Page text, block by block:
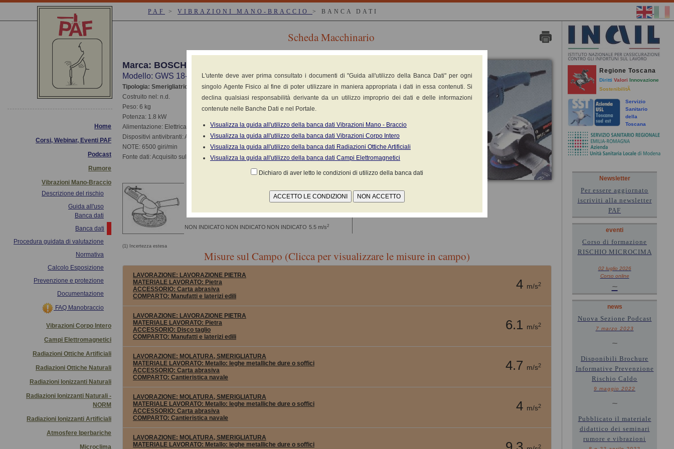
PAF > VIBRAZIONI MANO-BRACCIO > BANCA DATI
Home
Corsi, Webinar, Eventi PAF
Podcast
Rumore
Vibrazioni Mano-Braccio
Descrizione del rischio
Guida all'uso
Banca dati
Banca dati
Procedura guidata di valutazione
Normativa
Calcolo Esposizione
Prevenzione e protezione
Documentazione
FAQ Manobraccio
Vibrazioni Corpo Intero
Campi Elettromagnetici
Radiazioni Ottiche Artificiali
Radiazioni Ottiche Naturali
Radiazioni Ionizzanti Naturali
Radiazioni Ionizzanti Naturali -
NORM
Radiazioni Ionizzanti Artificiali
Atmosfere Iperbariche
Microclima
Scheda Macchinario
Marca: BOSCH
Modello: GWS 18-230
Tipologia: Smerigliatrici (diritte-assiali, verticali, angolari)
Costruito nel: n.d.
Peso: 6 kg
Potenza: 1.8 kW
Alimentazione: Elettrica 220V-380V
Dispositivi antivibranti: Assenti
NOTE: 6500 giri/min
Fonte dati: Acquisito sul campo da misuratore
Valori dichiarati ai sensi della normaEN 50144-2-3
( x 2,0 Taglio - x 1,5 Smerigliatura - x 1,0 Lucidatura )
CONDIZIONE MATERIALE ACCESSORIO VALOREK(1) Note
NON INDICATO NON INDICATO NON INDICATO 5.5 m/s2
(1) Incertezza estesa
Misure sul Campo (Clicca per visualizzare le misure in campo)
4 m/s2
LAVORAZIONE: LAVORAZIONE PIETRA
MATERIALE LAVORATO: Pietra
ACCESSORIO: Carta abrasiva
COMPARTO: Manufatti e laterizi edili
6.1 m/s2
LAVORAZIONE: LAVORAZIONE PIETRA
MATERIALE LAVORATO: Pietra
ACCESSORIO: Disco taglio
COMPARTO: Manufatti e laterizi edili
4.7 m/s2
LAVORAZIONE: MOLATURA, SMERIGLIATURA
MATERIALE LAVORATO: Metallo: leghe metalliche dure o soffici
ACCESSORIO: Carta abrasiva
COMPARTO: Cantieristica navale
4 m/s2
LAVORAZIONE: MOLATURA, SMERIGLIATURA
MATERIALE LAVORATO: Metallo: leghe metalliche dure o soffici
ACCESSORIO: Carta abrasiva
COMPARTO: Cantieristica navale
2
LAVORAZIONE: MOLATURA, SMERIGLIATURA
MATERIALE LAVORATO: Metallo: leghe metalliche dure o soffici
Regione Toscana
Diritti Valori Innovazione
SostenibilitÃ
Servizio
Sanitario
della
Toscana
Newsletter
Per essere aggiornato
iscriviti alla newsletter
PAF
eventi
Corso di formazione
RISCHIO MICROCIMA
02 luglio 2026
Corso online
~
news
Nuova Sezione Podcast
7 marzo 2023
~
Disponibili Brochure
Informative Prevenzione
Rischio Caldo
9 maggio 2022
~
Pubblicato il materiale
didattico dei seminari
rumore e vibrazioni
L'utente deve aver prima consultato i documenti di "Guida all'utilizzo della Banca Dati" per ogni
singolo Agente Fisico al fine di poter utilizzare in maniera appropriata i dati in essa contenuti. Si
declina qualsiasi responsabilità derivante da un utilizzo improprio dei dati e delle informazioni
contenute nelle Banche Dati e nel Portale.
Visualizza la guida all'utilizzo della banca dati Vibrazioni Mano - Braccio
Visualizza la guida all'utilizzo della banca dati Vibrazioni Corpo Intero
Visualizza la guida all'utilizzo della banca dati Radiazioni Ottiche Artificiali
Visualizza la guida all'utilizzo della banca dati Campi Elettromagnetici
Dichiaro di aver letto le condizioni di utilizzo della banca dati